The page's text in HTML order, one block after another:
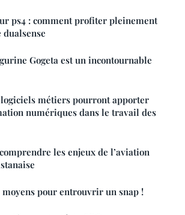
ps4 : comment profiter pleinement
Gogeta est un incontournable
métiers pourront apporter
numériques dans le travail des
les enjeux de l’aviation
pour entrouvrir un snap !